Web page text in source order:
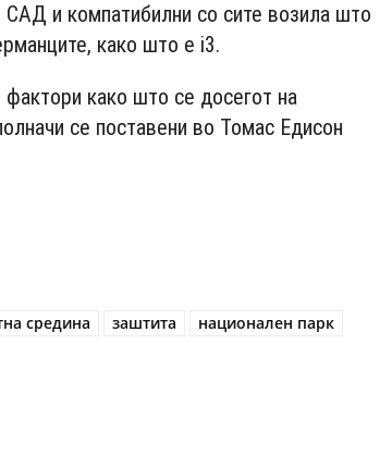
и компатибилни со сите возила што
како што е i3.
како што се досегот на
се поставени во Томас Едисон
средина заштита
национален парк